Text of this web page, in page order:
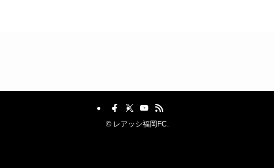
©レアッシ福岡FC.